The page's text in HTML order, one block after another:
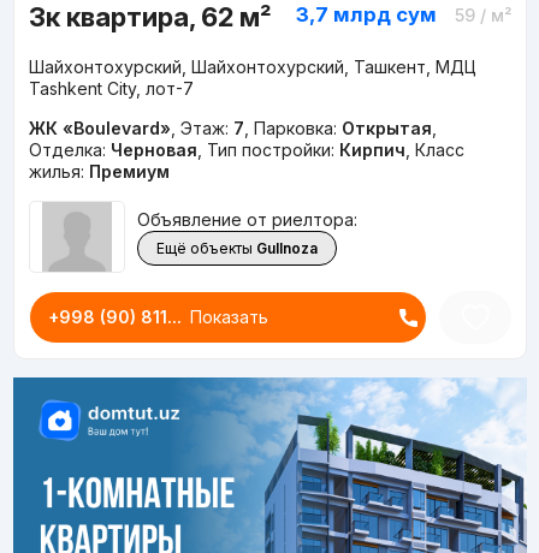
3к квартира, 62 м² 3,7 млрд сум 59/ м²
Шайхонтохурский, Шайхонтохурский, Ташкент, МДЦ
Tashkent City, лот-7
ЖК «Boulevard» Этаж: 7 Парковка: Открытая
Отделка: Черновая Тип постройки: Кирпич Класс
жилья: Премиум
Объявление от риелтора:
Ещё объекты Gullnoza
+998 (90) 811... Показать